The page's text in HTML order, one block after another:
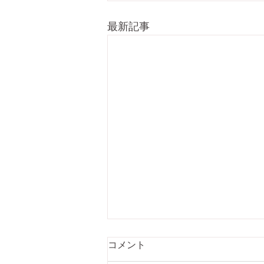
最新記事
液滴壁衝突条件の分析モデル
を構築
コメント